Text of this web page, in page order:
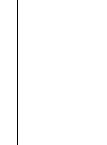
оставлять